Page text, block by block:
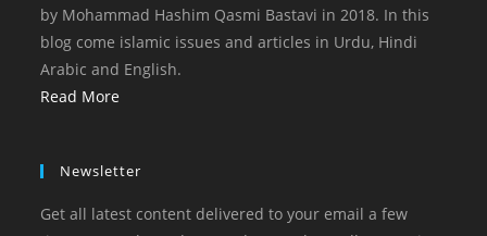
by Mohammad Hashim Qasmi Bastavi in 2018. In this
blog come islamic issues and articles in Urdu, Hindi
Arabic and English.
Read More
Newsletter
Get all latest content delivered to your email a few